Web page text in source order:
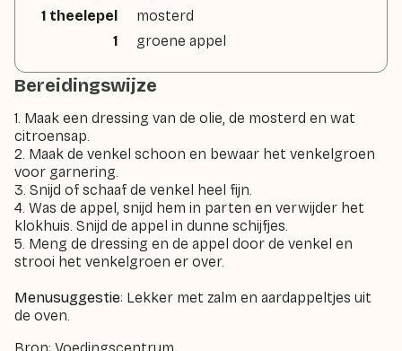
1 theelepel
mosterd
1
groene appel
Bereidingswijze
1. Maak een dressing van de olie, de mosterd en wat
citroensap.
2. Maak de venkel schoon en bewaar het venkelgroen
voor garnering.
3. Snijd of schaaf de venkel heel fijn.
4. Was de appel, snijd hem in parten en verwijder het
klokhuis. Snijd de appel in dunne schijfjes.
5. Meng de dressing en de appel door de venkel en
strooi het venkelgroen er over.
Menusuggestie: Lekker met zalm en aardappeltjes uit
de oven.